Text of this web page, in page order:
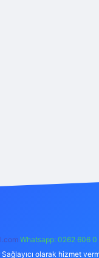
Whatsapp: 0262 606 0
olarak hizmet